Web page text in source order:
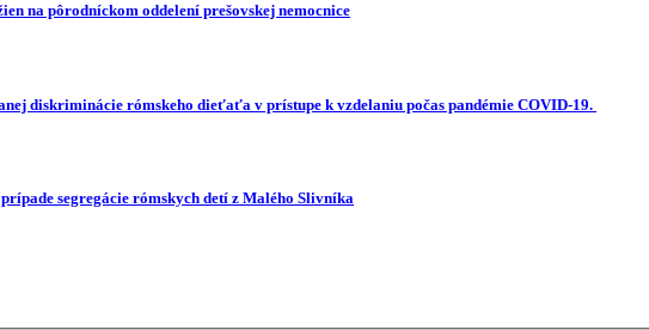
na pôrodníckom oddelení prešovskej nemocnice
diskriminácie rómskeho dieťaťa v prístupe k vzdelaniu počas pandémie COVID-19.
segregácie rómskych detí z Malého Slivníka